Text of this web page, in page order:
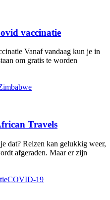
vaccinatie
Vanaf vandaag kun je in
om gratis te worden
Travels
dat? Reizen kan gelukkig weer,
afgeraden. Maar er zijn
COVID-19